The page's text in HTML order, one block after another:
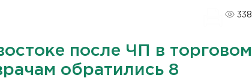
338
после ЧП в торговом
обратились 8